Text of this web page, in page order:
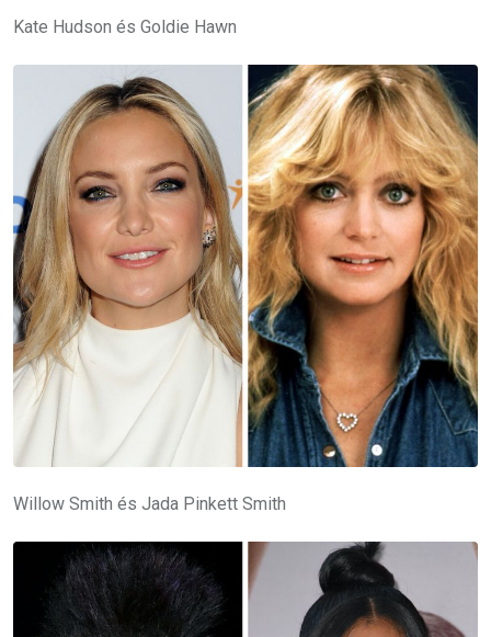
Kate Hudson és Goldie Hawn
Willow Smith és Jada Pinkett Smith